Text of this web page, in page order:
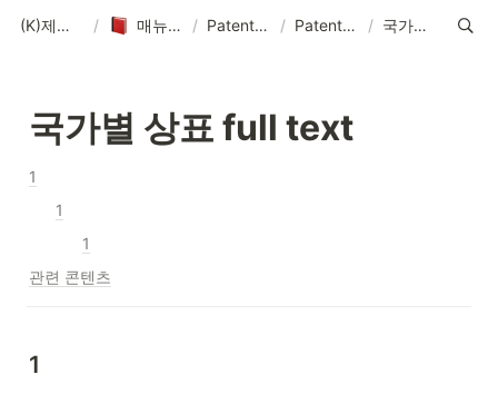
(K)제품 매뉴얼-솔루션-데이터-콘텐츠 / 매뉴얼-데이터-콘텐츠 제작 기획 / PatentPia 매뉴얼 홈 : 제품 기능, 활용 및 데이터 / PatentPia 데이터/DB/AI 소개 / 국가별 상표 full text
국가별 상표 full text
1
1
1
관련 콘텐츠
1